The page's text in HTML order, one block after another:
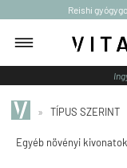
Reishi
» TÍPUS SZERINT
Egyéb növényi kivonatok